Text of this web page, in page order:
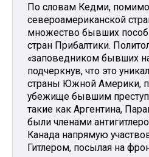
По словам Кедми,
североамериканской
множество бывших
стран Прибалтики.
«заповедником бывших
подчеркнув, что это
страны Южной Америки,
убежище бывшим
такие как Аргентина,
были членами
Канада напрямую
Гитлером, посылая на